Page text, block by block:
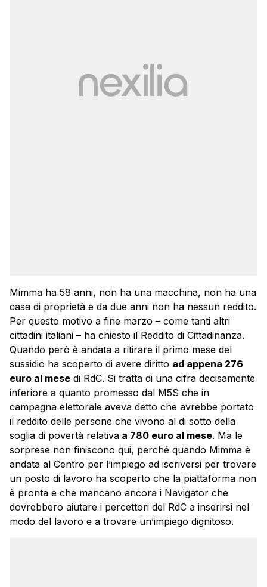
Mimma ha 58 anni, non ha una macchina, non ha una
casa di proprietà e da due anni non ha nessun reddito.
Per questo motivo a fine marzo – come tanti altri
cittadini italiani – ha chiesto il Reddito di Cittadinanza.
Quando però è andata a ritirare il primo mese del
sussidio ha scoperto di avere diritto ad appena 276
euro al mese di RdC. Si tratta di una cifra decisamente
inferiore a quanto promesso dal M5S che in
campagna elettorale aveva detto che avrebbe portato
il reddito delle persone che vivono al di sotto della
soglia di povertà relativa a 780 euro al mese. Ma le
sorprese non finiscono qui, perché quando Mimma è
andata al Centro per l’impiego ad iscriversi per trovare
un posto di lavoro ha scoperto che la piattaforma non
è pronta e che mancano ancora i Navigator che
dovrebbero aiutare i percettori del RdC a inserirsi nel
modo del lavoro e a trovare un’impiego dignitoso.